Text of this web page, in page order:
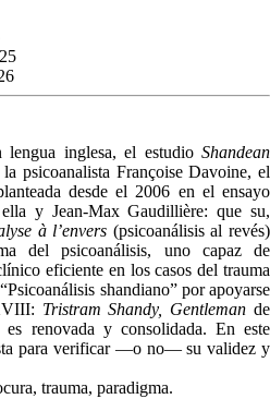
inglesa, el estudioShandean
psicoanalista Françoise Davoine, el
desde el 2006 en el ensayo
y Jean-Max Gaudillière: que su,
à l’envers (psicoanálisis al revés)
del psicoanálisis, uno capaz de
eficiente en los casos del trauma
shandiano” por apoyarse
Tristram Shandy, Gentleman de
es renovada y consolidada. En este
para verificar —o no— su validez y
trauma, paradigma.